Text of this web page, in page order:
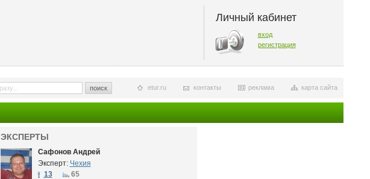
Личный кабинет
вход
регистрация
поиск карта сайта
реклама
контакты
etur.ru
ЭКСПЕРТЫ
Сафонов Андрей
Эксперт: Чехия
13
65